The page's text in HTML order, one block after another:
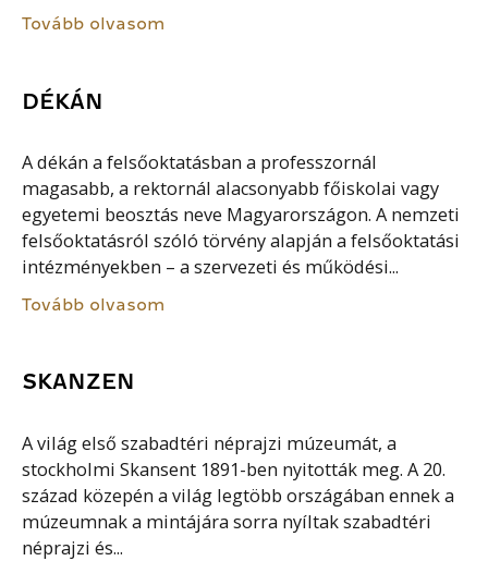
Tovább olvasom
DÉKÁN
A dékán a felsőoktatásban a professzornál
magasabb, a rektornál alacsonyabb főiskolai vagy
egyetemi beosztás neve Magyarországon. A nemzeti
felsőoktatásról szóló törvény alapján a felsőoktatási
intézményekben – a szervezeti és működési...
Tovább olvasom
SKANZEN
A világ első szabadtéri néprajzi múzeumát, a
stockholmi Skansent 1891-ben nyitották meg. A 20.
század közepén a világ legtöbb országában ennek a
múzeumnak a mintájára sorra nyíltak szabadtéri
néprajzi és...